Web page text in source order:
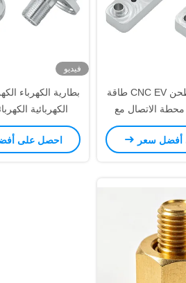
تحويل CNC ، طحن CNC EV طاقة
الاتصال مع
تنفجر ، الشاشة
أفضل سعر
فيديو
بطارية الكهرباء
الكهربائية
الكهربائية
احصل على